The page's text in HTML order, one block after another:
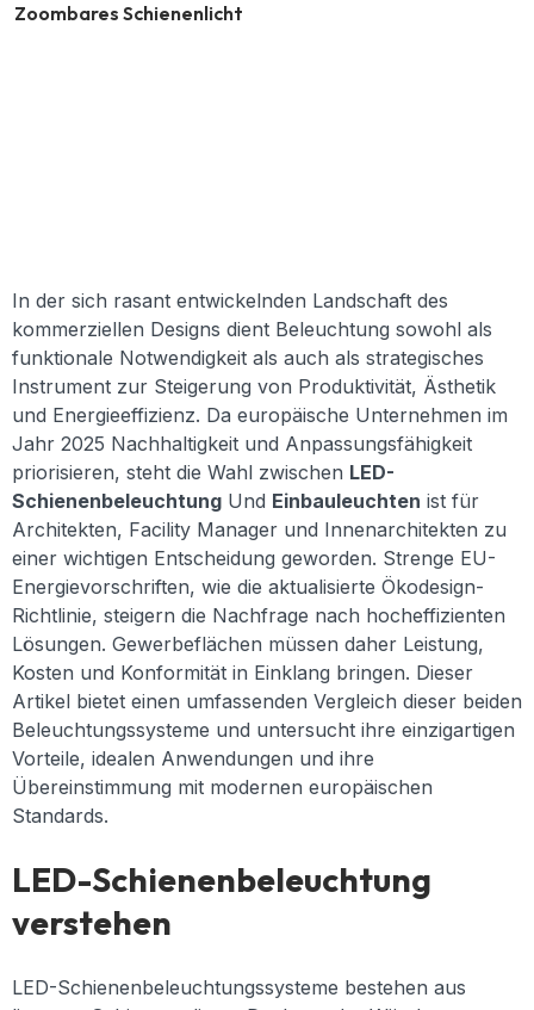
Zoombares Schienenlicht
In der sich rasant entwickelnden Landschaft des
kommerziellen Designs dient Beleuchtung sowohl als
funktionale Notwendigkeit als auch als strategisches
Instrument zur Steigerung von Produktivität, Ästhetik
und Energieeffizienz. Da europäische Unternehmen im
Jahr 2025 Nachhaltigkeit und Anpassungsfähigkeit
priorisieren, steht die Wahl zwischen LED-
Schienenbeleuchtung Und Einbauleuchten ist für
Architekten, Facility Manager und Innenarchitekten zu
einer wichtigen Entscheidung geworden. Strenge EU-
Energievorschriften, wie die aktualisierte Ökodesign-
Richtlinie, steigern die Nachfrage nach hocheffizienten
Lösungen. Gewerbeflächen müssen daher Leistung,
Kosten und Konformität in Einklang bringen. Dieser
Artikel bietet einen umfassenden Vergleich dieser beiden
Beleuchtungssysteme und untersucht ihre einzigartigen
Vorteile, idealen Anwendungen und ihre
Übereinstimmung mit modernen europäischen
Standards.
LED-Schienenbeleuchtung
verstehen
LED-Schienenbeleuchtungssysteme bestehen aus